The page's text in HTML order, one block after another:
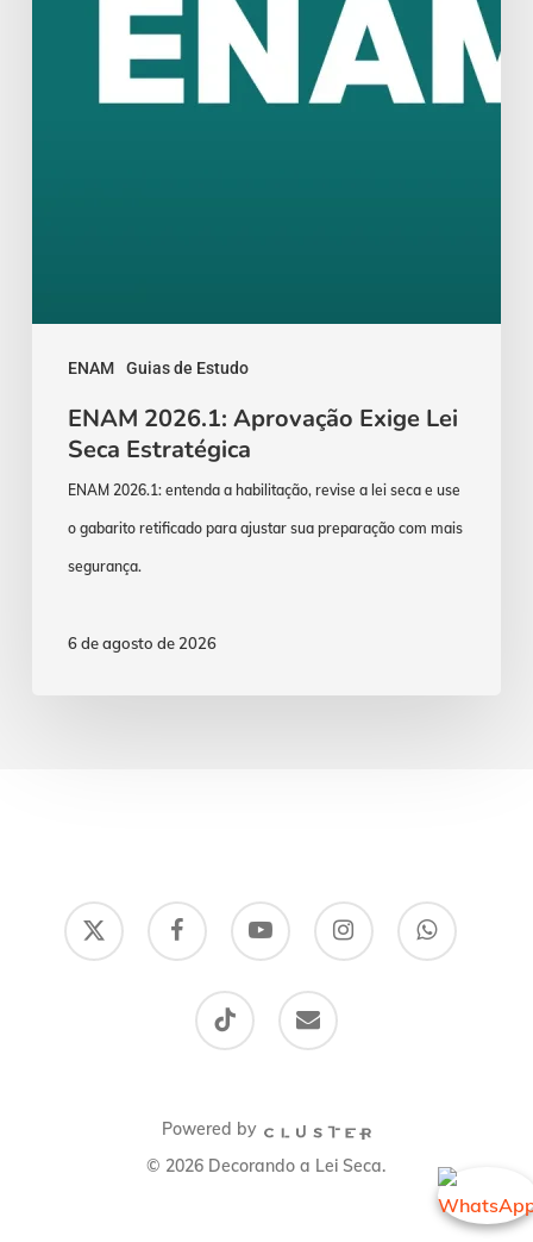
ENAM Guias de Estudo
Estratégica
ENAM 2026.1: Aprovação Exige Lei
Seca Estratégica
ENAM 2026.1: entenda a habilitação, revise a lei seca e use
o gabarito retificado para ajustar sua preparação com mais
segurança.
6 de agosto de 2026
x-
twitter
facebook youtube instagram whatsapp
tiktok email
Powered by
© 2026 Decorando a Lei Seca.